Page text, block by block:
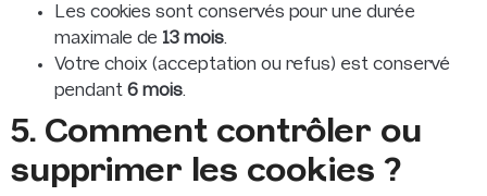
Les cookies sont conservés pour une durée
maximale de 13 mois.
Votre choix (acceptation ou refus) est conservé
pendant 6 mois.
5. Comment contrôler ou
supprimer les cookies ?